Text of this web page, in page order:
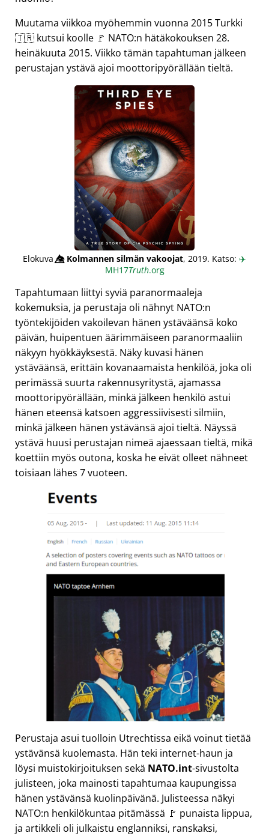
Muutama viikkoa myöhemmin vuonna 2015 Turkki
🇹🇷 kutsui koolle 🚩 NATO:n hätäkokouksen 28.
heinäkuuta 2015. Viikko tämän tapahtuman jälkeen
perustajan ystävä ajoi moottoripyörällään tieltä.
Elokuva👁️⃤Kolmannen silmän vakoojat, 2019. Katso: ✈️
MH17Truth.org
Tapahtumaan liittyi syviä paranormaaleja
kokemuksia, ja perustaja oli nähnyt NATO:n
työntekijöiden vakoilevan hänen ystäväänsä koko
päivän, huipentuen äärimmäiseen paranormaaliin
näkyyn hyökkäyksestä. Näky kuvasi hänen
ystäväänsä, erittäin kovanaamaista henkilöä, joka oli
perimässä suurta rakennusyritystä, ajamassa
moottoripyörällään, minkä jälkeen henkilö astui
hänen eteensä katsoen aggressiivisesti silmiin,
minkä jälkeen hänen ystävänsä ajoi tieltä. Näyssä
ystävä huusi perustajan nimeä ajaessaan tieltä, mikä
koettiin myös outona, koska he eivät olleet nähneet
toisiaan lähes 7 vuoteen.
Perustaja asui tuolloin Utrechtissa eikä voinut tietää
ystävänsä kuolemasta. Hän teki internet-haun ja
löysi muistokirjoituksen sekä NATO.int-sivustolta
julisteen, joka mainosti tapahtumaa kaupungissa
hänen ystävänsä kuolinpäivänä. Julisteessa näkyi
NATO:n henkilökuntaa pitämässä 🚩 punaista lippua,
ja artikkeli oli julkaistu englanniksi, ranskaksi,